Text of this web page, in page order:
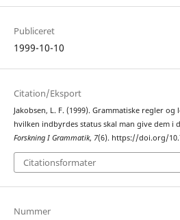
Publiceret
1999-10-10
Citation/Eksport
Jakobsen, L. F. (1999). Grammatiske regler
hvilken indbyrdes status skal man give dem i
Forskning I Grammatik, 7(6). https://doi.org/
Citationsformater
Nummer